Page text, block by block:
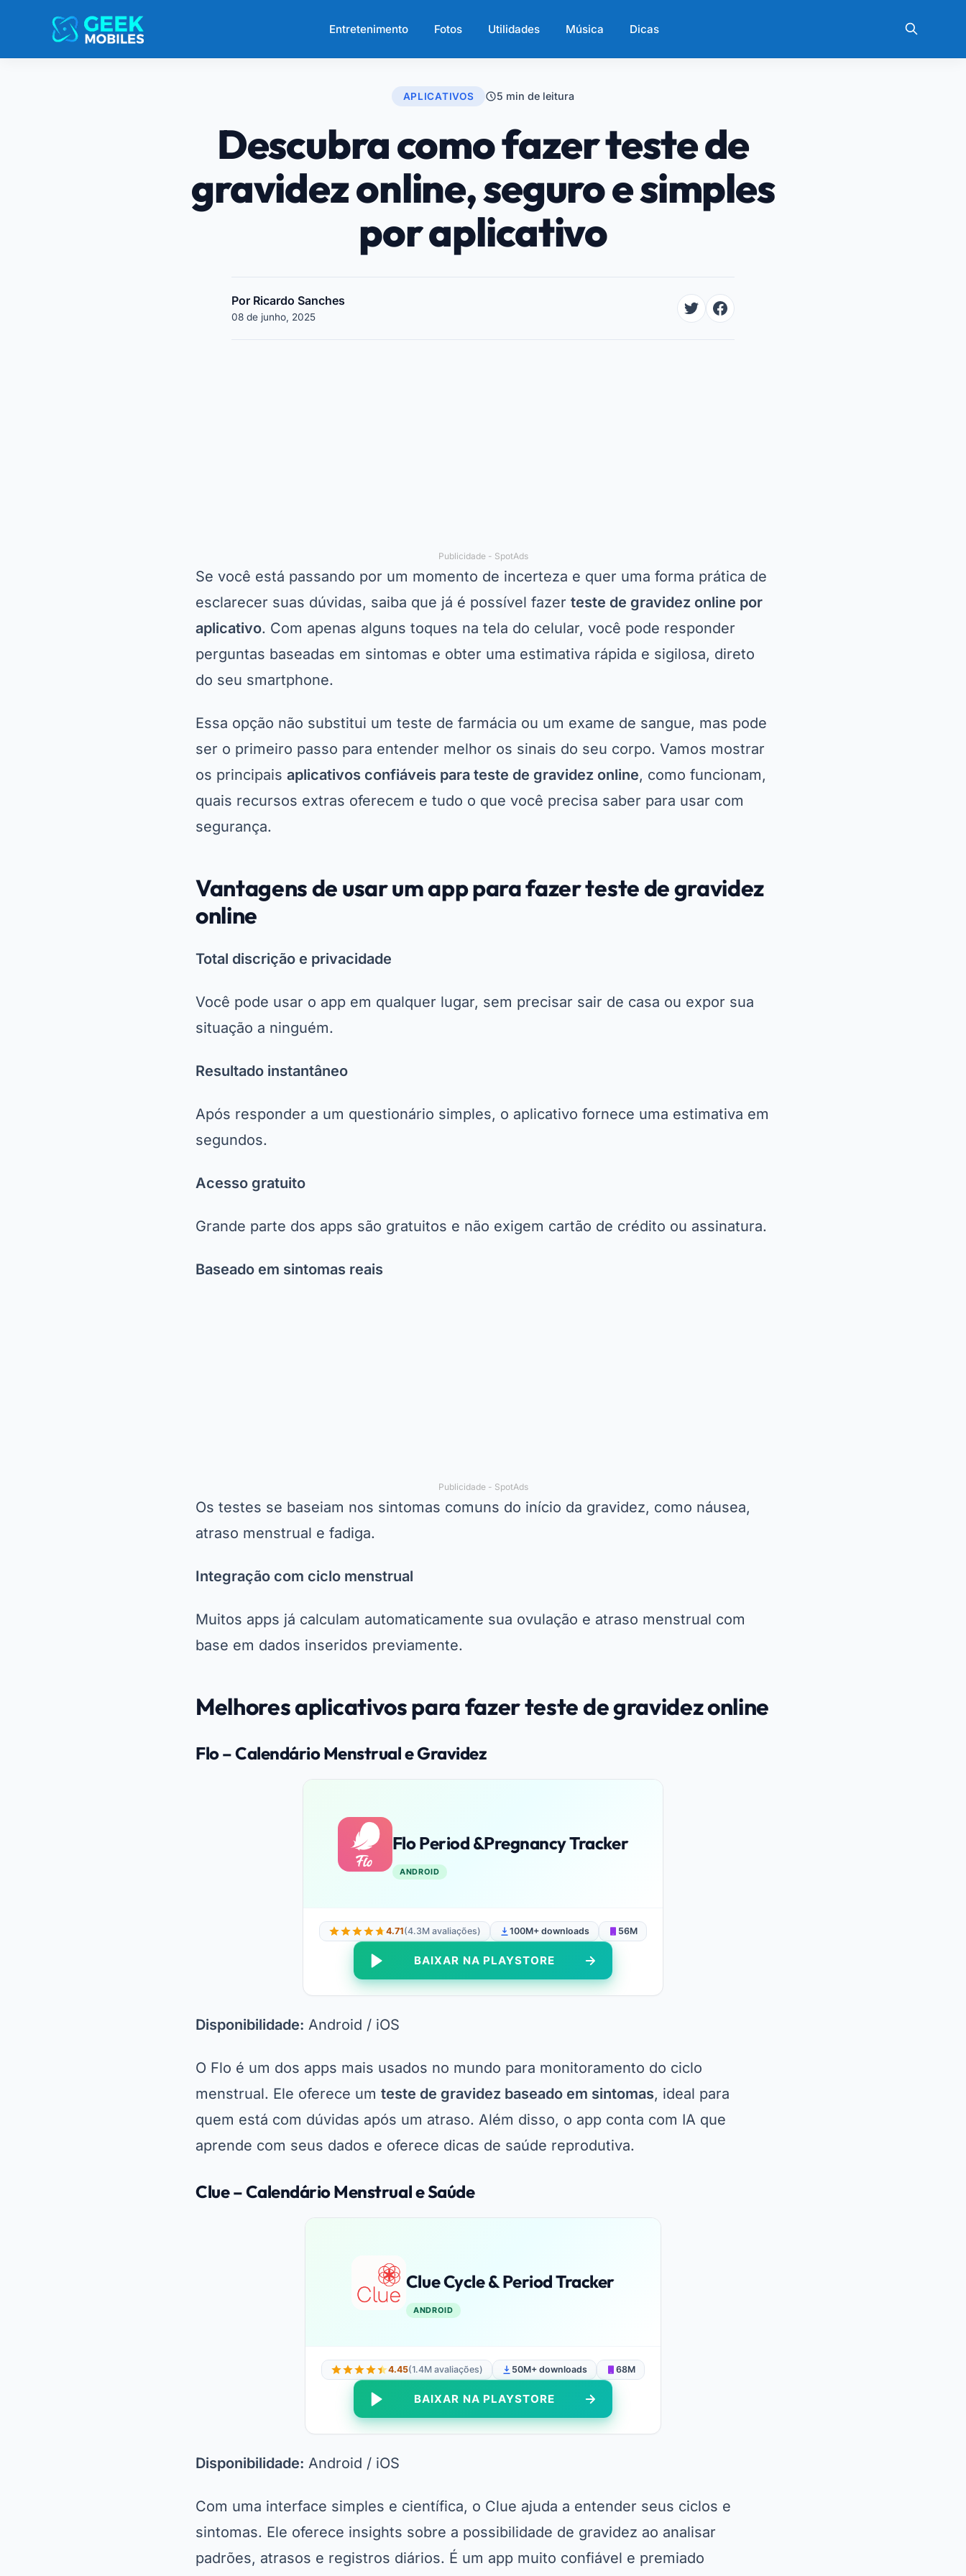
Entretenimento Fotos Utilidades Música Dicas
APLICATIVOS 5 min de leitura
Descubra como fazer teste de
gravidez online, seguro e simples
por aplicativo
Por Ricardo Sanches
08 de junho, 2025
Publicidade - SpotAds
Se você está passando por um momento de incerteza e quer uma forma prática de
esclarecer suas dúvidas, saiba que já é possível fazer teste de gravidez online por
aplicativo. Com apenas alguns toques na tela do celular, você pode responder
perguntas baseadas em sintomas e obter uma estimativa rápida e sigilosa, direto
do seu smartphone.
Essa opção não substitui um teste de farmácia ou um exame de sangue, mas pode
ser o primeiro passo para entender melhor os sinais do seu corpo. Vamos mostrar
os principais aplicativos confiáveis para teste de gravidez online, como funcionam,
quais recursos extras oferecem e tudo o que você precisa saber para usar com
segurança.
Vantagens de usar um app para fazer teste de gravidez
online
Total discrição e privacidade
Você pode usar o app em qualquer lugar, sem precisar sair de casa ou expor sua
situação a ninguém.
Resultado instantâneo
Após responder a um questionário simples, o aplicativo fornece uma estimativa em
segundos.
Acesso gratuito
Grande parte dos apps são gratuitos e não exigem cartão de crédito ou assinatura.
Baseado em sintomas reais
Publicidade - SpotAds
Os testes se baseiam nos sintomas comuns do início da gravidez, como náusea,
atraso menstrual e fadiga.
Integração com ciclo menstrual
Muitos apps já calculam automaticamente sua ovulação e atraso menstrual com
base em dados inseridos previamente.
Melhores aplicativos para fazer teste de gravidez online
Flo – Calendário Menstrual e Gravidez
Flo Period &Pregnancy Tracker
ANDROID
4.71(4.3M avaliações) 100M+ downloads 56M
BAIXAR NA PLAYSTORE
Disponibilidade: Android / iOS
O Flo é um dos apps mais usados no mundo para monitoramento do ciclo
menstrual. Ele oferece um teste de gravidez baseado em sintomas, ideal para
quem está com dúvidas após um atraso. Além disso, o app conta com IA que
aprende com seus dados e oferece dicas de saúde reprodutiva.
Clue – Calendário Menstrual e Saúde
Clue Cycle & Period Tracker
ANDROID
4.45(1.4M avaliações) 50M+ downloads 68M
BAIXAR NA PLAYSTORE
Disponibilidade: Android / iOS
Com uma interface simples e científica, o Clue ajuda a entender seus ciclos e
sintomas. Ele oferece insights sobre a possibilidade de gravidez ao analisar
padrões, atrasos e registros diários. É um app muito confiável e premiado